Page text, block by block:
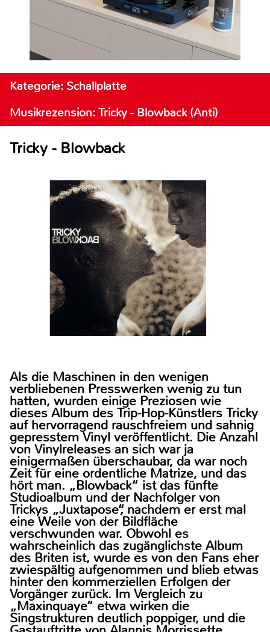
Kategorie: Schallplatte
Musikrezension: Tricky - Blowback (Anti)
Tricky - Blowback
Als die Maschinen in den wenigen
verbliebenen Presswerken wenig zu tun
hatten, wurden einige Preziosen wie
dieses Album des Trip-Hop-Künstlers Tricky
auf hervorragend rauschfreiem und sahnig
gepresstem Vinyl veröffentlicht. Die Anzahl
von Vinylreleases an sich war ja
einigermaßen überschaubar, da war noch
Zeit für eine ordentliche Matrize, und das
hört man. „Blowback“ ist das fünfte
Studioalbum und der Nachfolger von
Trickys „Juxtapose“, nachdem er erst mal
eine Weile von der Bildfläche
verschwunden war. Obwohl es
wahrscheinlich das zugänglichste Album
des Briten ist, wurde es von den Fans eher
zwiespältig aufgenommen und blieb etwas
hinter den kommerziellen Erfolgen der
Vorgänger zurück. Im Vergleich zu
„Maxinquaye“ etwa wirken die
Singstrukturen deutlich poppiger, und die